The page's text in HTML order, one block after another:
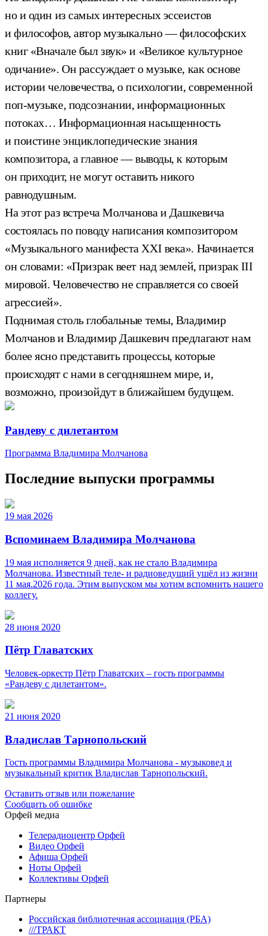
но и один из самых интересных эссеистов
и философов, автор музыкально — философских
книг «Вначале был звук» и «Великое культурное
одичание». Он рассуждает о музыке, как основе
истории человечества, о психологии, современной
поп-музыке, подсознании, информационных
потоках… Информационная насыщенность
и поистине энциклопедические знания
композитора, а главное — выводы, к которым
он приходит, не могут оставить никого
равнодушным.
На этот раз встреча Молчанова и Дашкевича
состоялась по поводу написания композитором
«Музыкального манифеста ХХI века». Начинается
он словами: «Призрак веет над землей, призрак III
мировой. Человечество не справляется со своей
агрессией».
Поднимая столь глобальные темы, Владимир
Молчанов и Владимир Дашкевич предлагают нам
более ясно представить процессы, которые
происходят с нами в сегодняшнем мире, и,
возможно, произойдут в ближайшем будущем.
Рандеву с дилетантом
Программа Владимира Молчанова
Последние выпуски программы
19 мая 2026
Вспоминаем Владимира Молчанова
19 мая исполняется 9 дней, как не стало Владимира
Молчанова. Известный теле‑ и радиоведущий ушёл из жизни
11 мая.2026 года. Этим выпуском мы хотим вспомнить нашего
коллегу.
28 июня 2020
Пётр Главатских
Человек-оркестр Пётр Главатских – гость программы
«Рандеву с дилетантом».
21 июня 2020
Владислав Тарнопольский
Гость программы Владимира Молчанова - музыковед и
музыкальный критик Владислав Тарнопольский.
Оставить отзыв или пожелание
Сообщить об ошибке
Орфей медиа
Телерадиоцентр Орфей
Видео Орфей
Афиша Орфей
Ноты Орфей
Коллективы Орфей
Партнеры
Российская библиотечная ассоциация (РБА)
///ТРАКТ